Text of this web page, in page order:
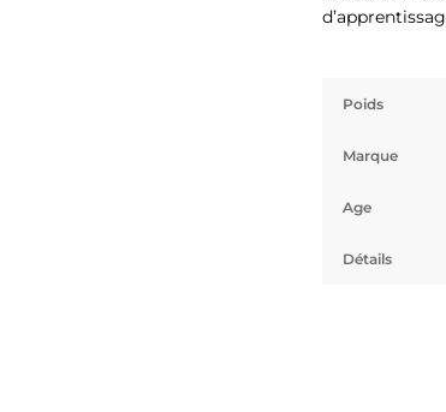
Poids
Marque
Age
Détails